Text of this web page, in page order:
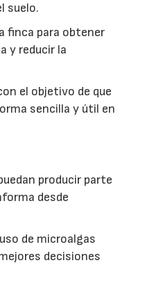
suelo.
finca para obtener
y reducir la
el objetivo de que
sencilla y útil en
producir parte
desde
de microalgas
decisiones